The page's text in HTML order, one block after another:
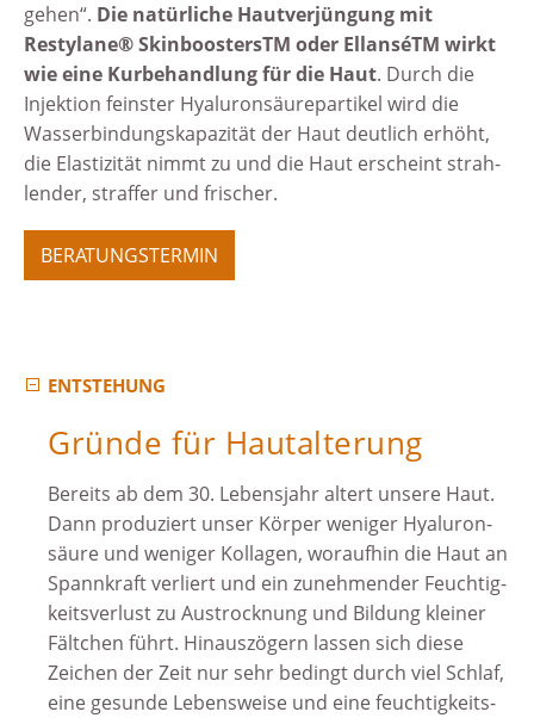
gehen“. Die natürliche Haut­verjüngung mit
Restylane® SkinboostersTM oder EllanséTM wirkt
wie eine Kur­behandlung für die Haut. Durch die
Injek­tion feinster Hyaluron­säure­partikel wird die
Wasser­bindungs­kapazität der Haut deutlich erhöht,
die Elas­tizität nimmt zu und die Haut erscheint strah­
lender, straffer und frischer.
BERATUNGSTERMIN
ENTSTEHUNG
Gründe für Hautalterung
Bereits ab dem 30. Lebensjahr altert unsere Haut.
Dann produziert unser Körper weniger Hyaluron­
säure und weniger Kollagen, woraufhin die Haut an
Spannkraft verliert und ein zunehmender Feuchtig­
keits­verlust zu Aus­trocknung und Bildung kleiner
Fältchen führt. Hinaus­zögern lassen sich diese
Zeichen der Zeit nur sehr bedingt durch viel Schlaf,
eine gesunde Lebens­weise und eine feuchtig­keits­